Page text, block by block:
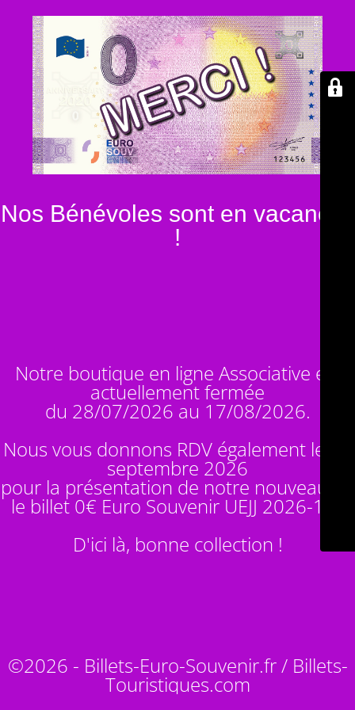
Nos Bénévoles sont en vacances
!
Notre boutique en ligne Associative est
actuellement fermée
du 28/07/2026 au 17/08/2026.
Nous vous donnons RDV également le 14
septembre 2026
pour la présentation de notre nouveauté :
le billet 0€ Euro Souvenir UEJJ 2026-10
D'ici là, bonne collection !
©2026 - Billets-Euro-Souvenir.fr / Billets-
Touristiques.com